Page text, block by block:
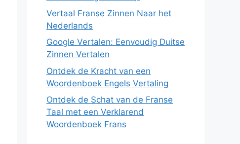
Vertaal Franse Zinnen Naar het
Nederlands
Google Vertalen: Eenvoudig Duitse
Zinnen Vertalen
Ontdek de Kracht van een
Woordenboek Engels Vertaling
Ontdek de Schat van de Franse
Taal met een Verklarend
Woordenboek Frans